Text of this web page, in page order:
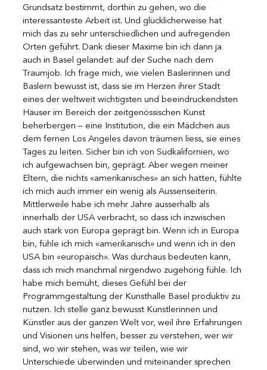
Grundsatz bestimmt, dorthin zu gehen, wo die
interessanteste Arbeit ist. Und glücklicherweise hat
mich das zu sehr unterschiedlichen und aufregenden
Orten geführt. Dank dieser Maxime bin ich dann ja
auch in Basel gelandet: auf der Suche nach dem
Traumjob. Ich frage mich, wie vielen Baslerinnen und
Baslern bewusst ist, dass sie im Herzen ihrer Stadt
eines der weltweit wichtigsten und beeindruckendsten
Häuser im Bereich der zeitgenössischen Kunst
beherbergen – eine Institution, die ein Mädchen aus
dem fernen Los Angeles davon träumen liess, sie eines
Tages zu leiten. Sicher bin ich von Südkalifornien, wo
ich aufgewachsen bin, geprägt. Aber wegen meiner
Eltern, die nichts «amerikanisches» an sich hatten, fühlte
ich mich auch immer ein wenig als Aussenseiterin.
Mittlerweile habe ich mehr Jahre ausserhalb als
innerhalb der USA verbracht, so dass ich inzwischen
auch stark von Europa geprägt bin. Wenn ich in Europa
bin, fühle ich mich «amerikanisch» und wenn ich in den
USA bin «europäisch». Was durchaus bedeuten kann,
dass ich mich manchmal nirgendwo zugehörig fühle. Ich
habe mich bemüht, dieses Gefühl bei der
Programmgestaltung der Kunsthalle Basel produktiv zu
nutzen. Ich stelle ganz bewusst Künstlerinnen und
Künstler aus der ganzen Welt vor, weil ihre Erfahrungen
und Visionen uns helfen, besser zu verstehen, wer wir
sind, wo wir stehen, was wir teilen, wie wir
Unterschiede überwinden und miteinander sprechen